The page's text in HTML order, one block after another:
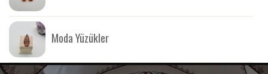
Moda Yüzükler